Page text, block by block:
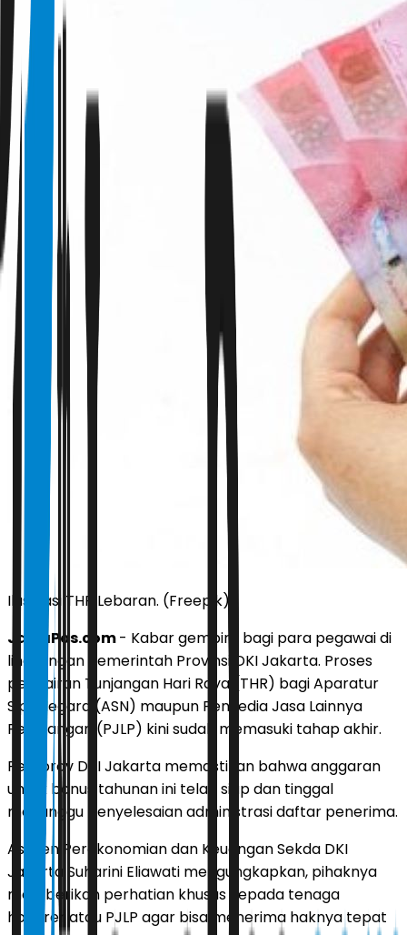
Ilustrasi THR Lebaran. (Freepik)
JawaPos.com- Kabar gembira bagi para pegawai di
lingkungan Pemerintah Provinsi DKI Jakarta. Proses
pencairan Tunjangan Hari Raya (THR) bagi Aparatur
Sipil Negara (ASN) maupun Penyedia Jasa Lainnya
Perorangan (PJLP) kini sudah memasuki tahap akhir.
Pemprov DKI Jakarta memastikan bahwa anggaran
untuk bonus tahunan ini telah siap dan tinggal
menunggu penyelesaian administrasi daftar penerima.
Asisten Perekonomian dan Keuangan Sekda DKI
Jakarta Suharini Eliawati mengungkapkan, pihaknya
memberikan perhatian khusus kepada tenaga
honorer atau PJLP agar bisa menerima haknya tepat